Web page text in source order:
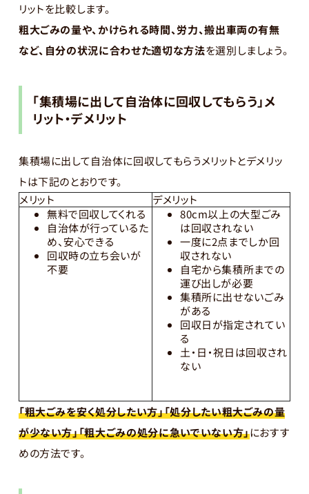
リットを比較します。
粗大ごみの量や、かけられる時間、労力、搬出車両の有無
など、 自分の状況に合わせた適切な方法を選別しましょう。
「集積場に出して自治体に回収してもらう」メ
リット・デメリット
集積場に出して自治体に回収してもらうメリットとデメリッ
トは下記のとおりです。
メリット
デメリット
無料で回収してくれる
自治体が行っているた
め、安心できる
回収時の立ち会いが
不要
80cm以上の大型ごみ
は回収されない
一度に2点までしか回
収されない
自宅から集積所までの
運び出しが必要
集積所に出せないごみ
がある
回収日が指定されてい
る
土・日・祝日は回収され
ない
「粗大ごみを安く処分したい方」「処分したい粗大ごみの量
が少ない方」「粗大ごみの処分に急いでいない方」におすす
めの方法です。